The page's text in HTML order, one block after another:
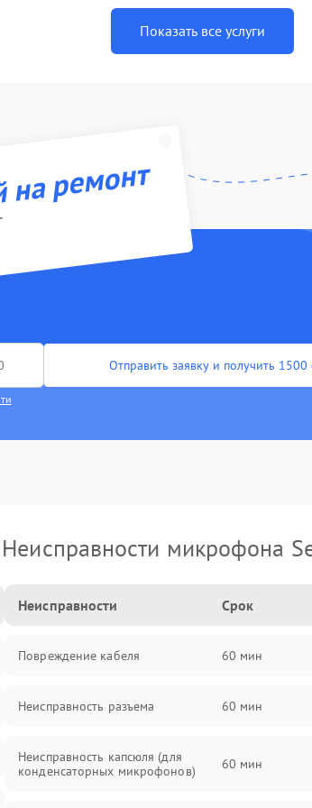
Показать все услуги
ремонт
Отправить заявку и получить 1500
Неисправности микрофона
Неисправности Срок
Повреждение кабеля 60 мин
Неисправность разъема 60 мин
Неисправность капсюля (для
конденсаторных микрофонов)
60 мин